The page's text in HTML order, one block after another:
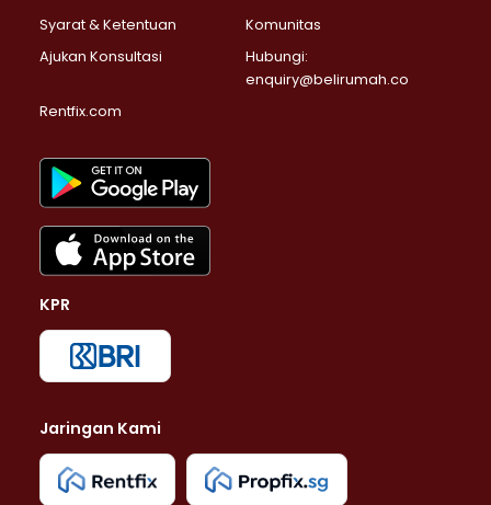
Syarat & Ketentuan
Komunitas
Ajukan Konsultasi
Hubungi:
enquiry@belirumah.co
Rentfix.com
KPR
Jaringan Kami